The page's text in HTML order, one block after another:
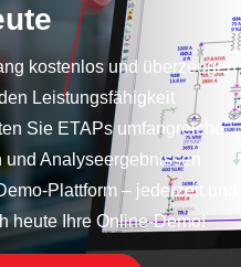
kostenlos und überzeugen
Leistungsfähigkeit
Sie ETAPs umfangreiche
Analyseergebnissen
Plattform – jederzeit und
heute Ihre Online-Demo!